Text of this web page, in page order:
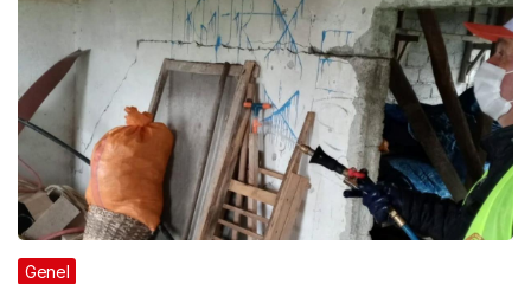
Genel